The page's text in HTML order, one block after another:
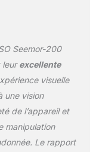
pour
images
cristalline
16x, de
à
Que vous
ou
Seemor-200
excellente
visuelle
une vision
de l’appareil et
manipulation
Le rapport